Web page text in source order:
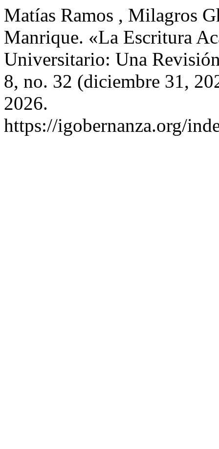
Matías Ramos , Milagros
Manrique. «La Escritura
Universitario: Una
8, no. 32 (diciembre 31,
2026.
https://igobernanza.org/